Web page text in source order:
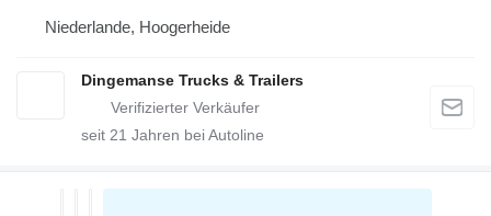
Niederlande, Hoogerheide
Dingemanse Trucks & Trailers
seit 21 Jahren bei Autoline